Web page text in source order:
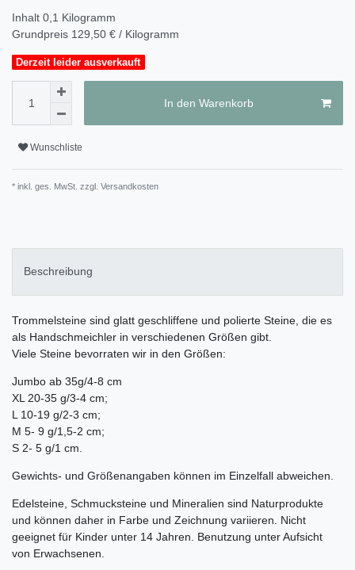
Inhalt 0,1 Kilogramm
Grundpreis 129,50 € / Kilogramm
Derzeit leider ausverkauft
In den Warenkorb
Wunschliste
* inkl. ges. MwSt. zzgl. Versandkosten
Beschreibung
Trommelsteine sind glatt geschliffene und polierte Steine, die es
als Handschmeichler in verschiedenen Größen gibt.
Viele Steine bevorraten wir in den Größen:
Jumbo ab 35g/4-8 cm
XL 20-35 g/3-4 cm;
L 10-19 g/2-3 cm;
M 5- 9 g/1,5-2 cm;
S 2- 5 g/1 cm.
Gewichts- und Größenangaben können im Einzelfall abweichen.
Edelsteine, Schmucksteine und Mineralien sind Naturprodukte
und können daher in Farbe und Zeichnung variieren. Nicht
geeignet für Kinder unter 14 Jahren. Benutzung unter Aufsicht
von Erwachsenen.